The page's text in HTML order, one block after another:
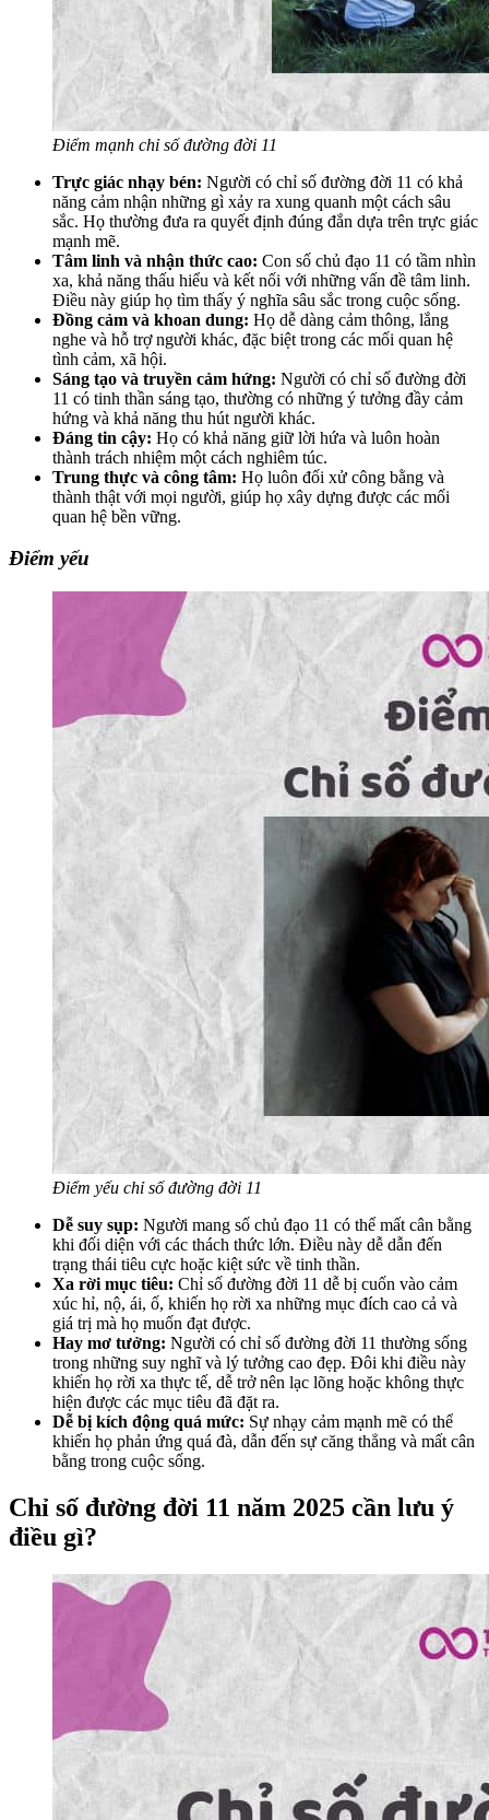
Điểm mạnh chỉ số đường đời 11
Trực giác nhạy bén: Người có chỉ số đường đời 11 có khả
năng cảm nhận những gì xảy ra xung quanh một cách sâu
sắc. Họ thường đưa ra quyết định đúng đắn dựa trên trực giác
mạnh mẽ.
Tâm linh và nhận thức cao: Con số chủ đạo 11 có tầm nhìn
xa, khả năng thấu hiểu và kết nối với những vấn đề tâm linh.
Điều này giúp họ tìm thấy ý nghĩa sâu sắc trong cuộc sống.
Đồng cảm và khoan dung: Họ dễ dàng cảm thông, lắng
nghe và hỗ trợ người khác, đặc biệt trong các mối quan hệ
tình cảm, xã hội.
Sáng tạo và truyền cảm hứng: Người có chỉ số đường đời
11 có tinh thần sáng tạo, thường có những ý tưởng đầy cảm
hứng và khả năng thu hút người khác.
Đáng tin cậy: Họ có khả năng giữ lời hứa và luôn hoàn
thành trách nhiệm một cách nghiêm túc.
Trung thực và công tâm: Họ luôn đối xử công bằng và
thành thật với mọi người, giúp họ xây dựng được các mối
quan hệ bền vững.
Điểm yếu
Điểm yếu chỉ số đường đời 11
Dễ suy sụp: Người mang số chủ đạo 11 có thể mất cân bằng
khi đối diện với các thách thức lớn. Điều này dễ dẫn đến
trạng thái tiêu cực hoặc kiệt sức về tinh thần.
Xa rời mục tiêu: Chỉ số đường đời 11 dễ bị cuốn vào cảm
xúc hỉ, nộ, ái, ố, khiến họ rời xa những mục đích cao cả và
giá trị mà họ muốn đạt được.
Hay mơ tưởng: Người có chỉ số đường đời 11 thường sống
trong những suy nghĩ và lý tưởng cao đẹp. Đôi khi điều này
khiến họ rời xa thực tế, dễ trở nên lạc lõng hoặc không thực
hiện được các mục tiêu đã đặt ra.
Dễ bị kích động quá mức: Sự nhạy cảm mạnh mẽ có thể
khiến họ phản ứng quá đà, dẫn đến sự căng thẳng và mất cân
bằng trong cuộc sống.
Chỉ số đường đời 11 năm 2025 cần lưu ý
điều gì?